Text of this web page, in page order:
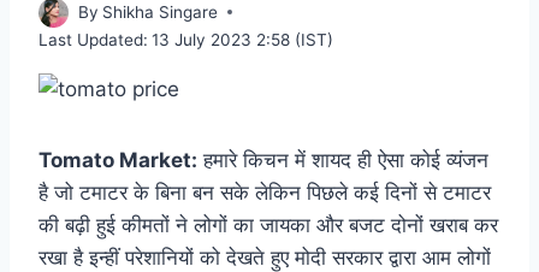
By Shikha Singare
Last Updated: 13 July 2023 2:58 (IST)
Tomato Market: हमारे किचन में शायद ही ऐसा कोई व्यंजन
है जो टमाटर के बिना बन सके लेकिन पिछले कई दिनों से टमाटर
की बढ़ी हुई कीमतों ने लोगों का जायका और बजट दोनों खराब कर
रखा है इन्हीं परेशानियों को देखते हुए मोदी सरकार द्वारा आम लोगों